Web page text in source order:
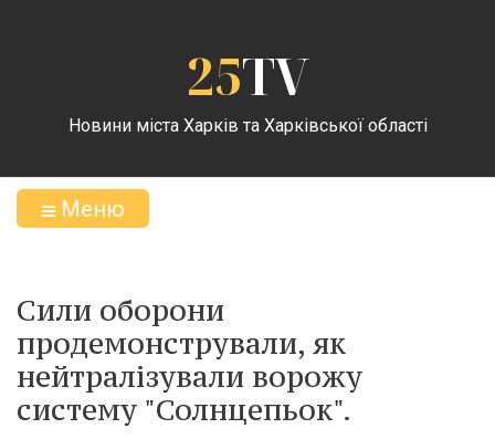
25TV
Новини міста Харків та Харківської області
Меню
Сили оборони
продемонстрували, як
нейтралізували ворожу
систему "Солнцепьок".